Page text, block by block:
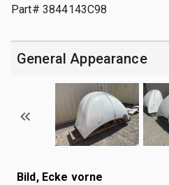
Part# 3844143C98
General Appearance
Bild, Ecke vorne